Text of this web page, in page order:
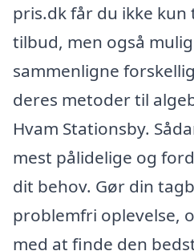
pris.dk får du ikke
tilbud, men også
sammenligne
deres metoder til
Hvam Stationsby.
mest pålidelige og
dit behov. Gør din
problemfri oplevelse,
med at finde den